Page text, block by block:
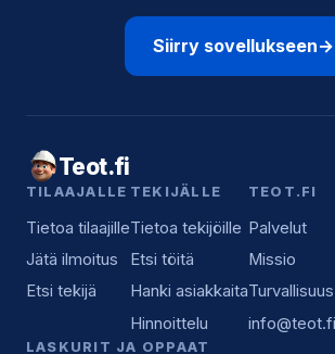
Siirry sovellukseen→
Teot.fi
TILAAJALLE
Tietoa tilaajille
Jätä ilmoitus
Etsi tekijä
TEKIJÄLLE
Tietoa tekijöille
Etsi töitä
Hanki asiakkaita
Hinnoittelu
TEOT.FI
Palvelut
Missio
Turvallisuus
info@teot.fi
LASKURIT JA OPPAAT